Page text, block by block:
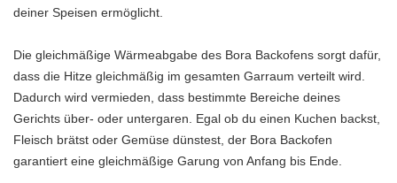
deiner Speisen ermöglicht.
Die gleichmäßige Wärmeabgabe des Bora Backofens sorgt dafür,
dass die Hitze gleichmäßig im gesamten Garraum verteilt wird.
Dadurch wird vermieden, dass bestimmte Bereiche deines
Gerichts über- oder untergaren. Egal ob du einen Kuchen backst,
Fleisch brätst oder Gemüse dünstest, der Bora Backofen
garantiert eine gleichmäßige Garung von Anfang bis Ende.